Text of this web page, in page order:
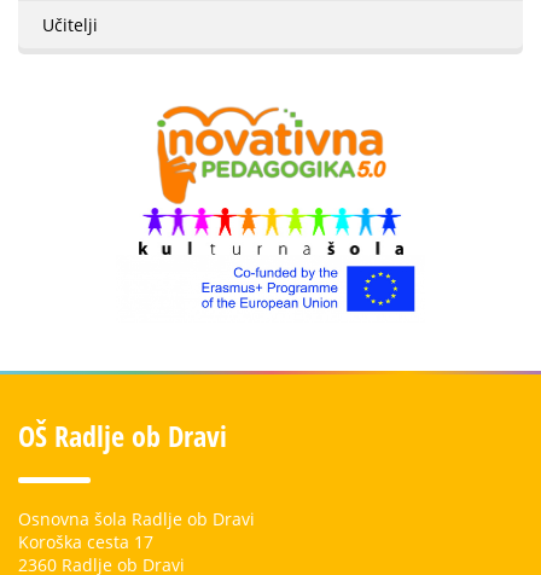
Učitelji
OŠ Radlje ob Dravi
Osnovna šola Radlje ob Dravi
Koroška cesta 17
2360 Radlje ob Dravi